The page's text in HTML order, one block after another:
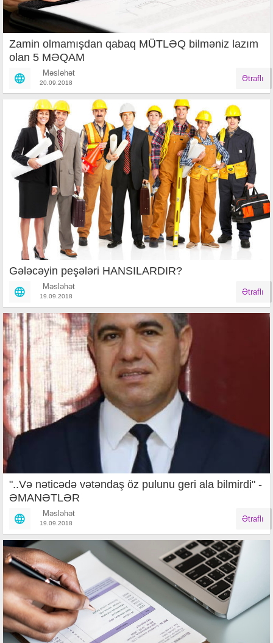
Zamin olmamışdan qabaq MÜTLƏQ bilməniz lazım
olan 5 MƏQAM
Məsləhət
20.09.2018 Ətraflı
Gələcəyin peşələri HANSILARDIR?
Məsləhət
19.09.2018 Ətraflı
"..Və nəticədə vətəndaş öz pulunu geri ala bilmirdi" -
ƏMANƏTLƏR
Məsləhət
19.09.2018 Ətraflı